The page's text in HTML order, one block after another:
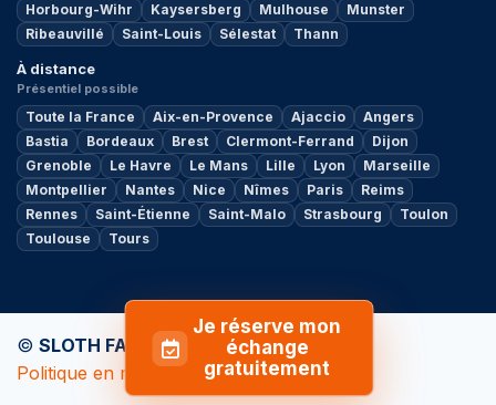
Horbourg-Wihr
Kaysersberg Mulhouse
Munster
Ribeauvillé
Saint-Louis Sélestat Thann
À distance
Présentiel possible
Toute la France Aix-en-Provence Ajaccio
Angers
Bastia
Bordeaux Brest Clermont-Ferrand
Dijon
Grenoble
Le Havre Le Mans Lille Lyon
Marseille
Montpellier
Nantes Nice Nîmes Paris
Reims
Rennes
Saint-Étienne Saint-Malo Strasbourg
Toulon
Toulouse
Tours
© SLOTH FACTORY
MY ADVISOR
Politique en matière de cookies
Je réserve mon
échange
gratuitement